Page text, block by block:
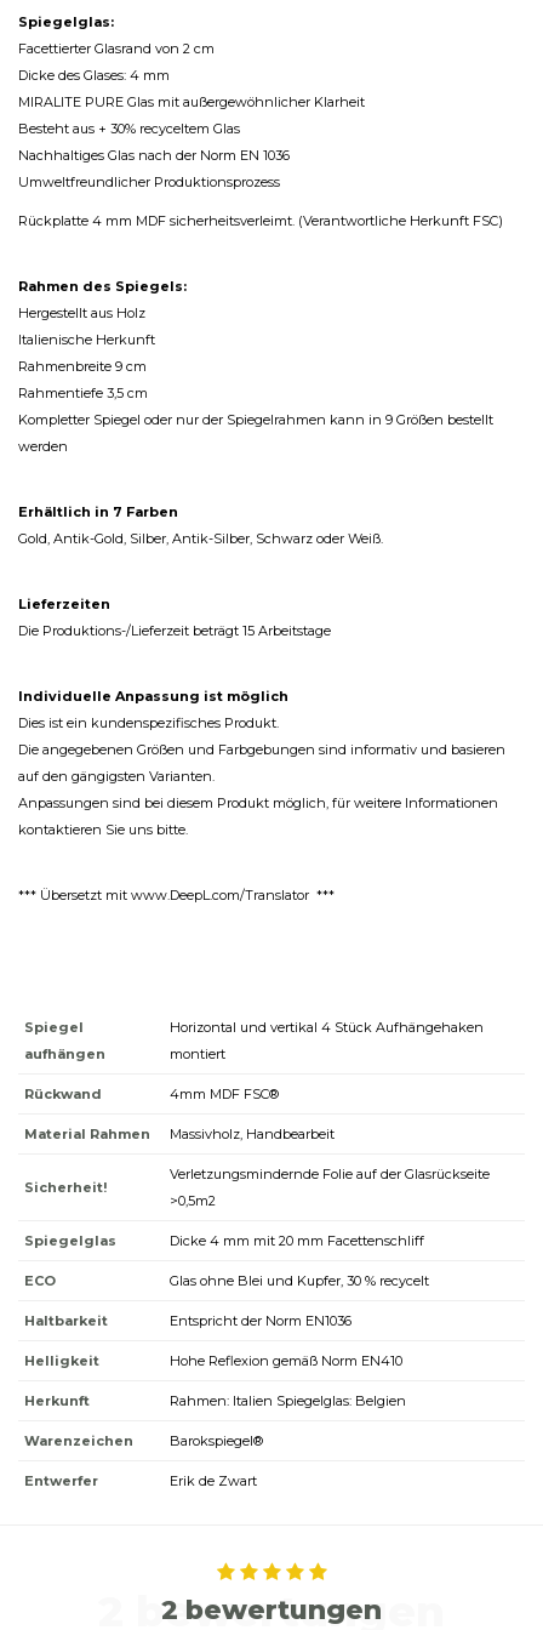
Spiegelglas:
Facettierter Glasrand von 2 cm
Dicke des Glases: 4 mm
MIRALITE PURE Glas mit außergewöhnlicher Klarheit
Besteht aus + 30% recyceltem Glas
Nachhaltiges Glas nach der Norm EN 1036
Umweltfreundlicher Produktionsprozess
Rückplatte 4 mm MDF sicherheitsverleimt. (Verantwortliche Herkunft FSC)
Rahmen des Spiegels:
Hergestellt aus Holz
Italienische Herkunft
Rahmenbreite 9 cm
Rahmentiefe 3,5 cm
Kompletter Spiegel oder nur der Spiegelrahmen kann in 9 Größen bestellt
werden
Erhältlich in 7 Farben
Gold, Antik-Gold, Silber, Antik-Silber, Schwarz oder Weiß.
Lieferzeiten
Die Produktions-/Lieferzeit beträgt 15 Arbeitstage
Individuelle Anpassung ist möglich
Dies ist ein kundenspezifisches Produkt.
Die angegebenen Größen und Farbgebungen sind informativ und basieren
auf den gängigsten Varianten.
Anpassungen sind bei diesem Produkt möglich, für weitere Informationen
kontaktieren Sie uns bitte.
*** Übersetzt mit www.DeepL.com/Translator ***
Spiegel
aufhängen
Horizontal und vertikal 4 Stück Aufhängehaken
montiert
Rückwand 4mm MDF FSC®
Material Rahmen Massivholz, Handbearbeit
Sicherheit!
Verletzungsmindernde Folie auf der Glasrückseite
>0,5m2
Spiegelglas Dicke 4 mm mit 20 mm Facettenschliff
ECO Glas ohne Blei und Kupfer, 30 % recycelt
Haltbarkeit Entspricht der Norm EN1036
Helligkeit Hohe Reflexion gemäß Norm EN410
Herkunft Rahmen: Italien Spiegelglas: Belgien
Warenzeichen Barokspiegel®
Entwerfer Erik de Zwart
2 bewertungen
2 bewertungen